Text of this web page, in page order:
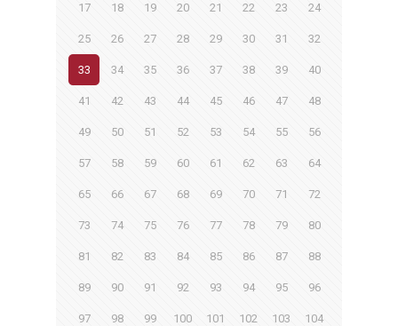
17 18 19 20 21 22 23 24
25 26 27 28 29 30 31 32
33 34 35 36 37 38 39 40
41 42 43 44 45 46 47 48
49 50 51 52 53 54 55 56
57 58 59 60 61 62 63 64
65 66 67 68 69 70 71 72
73 74 75 76 77 78 79 80
81 82 83 84 85 86 87 88
89 90 91 92 93 94 95 96
97 98 99 100 101 102 103 104